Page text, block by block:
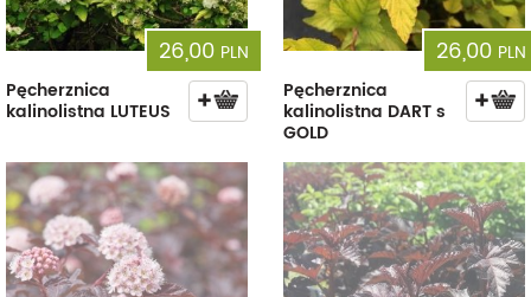
26,00 PLN
Pęcherznica
kalinolistna LUTEUS
26,00 PLN
Pęcherznica
kalinolistna DART s
GOLD